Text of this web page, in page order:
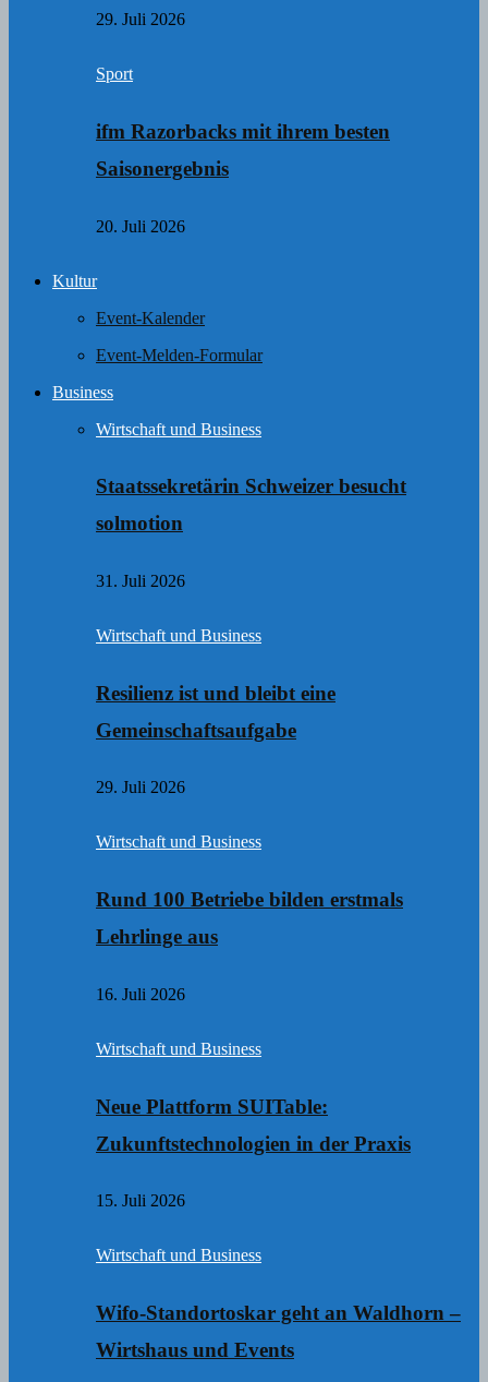
29. Juli 2026
Sport
ifm Razorbacks mit ihrem besten
Saisonergebnis
20. Juli 2026
Kultur
Event-Kalender
Event-Melden-Formular
Business
Wirtschaft und Business
Staatssekretärin Schweizer besucht
solmotion
31. Juli 2026
Wirtschaft und Business
Resilienz ist und bleibt eine
Gemeinschaftsaufgabe
29. Juli 2026
Wirtschaft und Business
Rund 100 Betriebe bilden erstmals
Lehrlinge aus
16. Juli 2026
Wirtschaft und Business
Neue Plattform SUITable:
Zukunftstechnologien in der Praxis
15. Juli 2026
Wirtschaft und Business
Wifo-Standortoskar geht an Waldhorn –
Wirtshaus und Events